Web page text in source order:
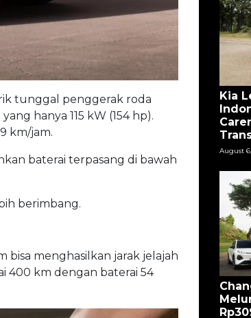
tunggal penggerak roda
hanya 115 kW (154 hp).
km/jam.
baterai terpasang di bawah
berimbang.
bisa menghasilkan jarak jelajah
400 km dengan baterai 54
Kia
August